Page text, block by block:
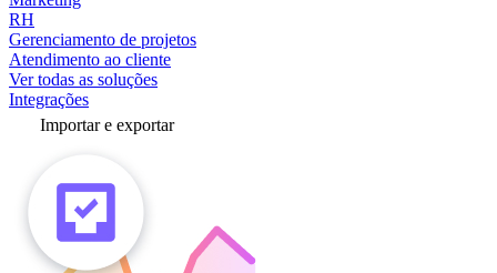
RH
Gerenciamento de projetos
Atendimento ao cliente
Ver todas as soluções
Integrações
Importar e exportar